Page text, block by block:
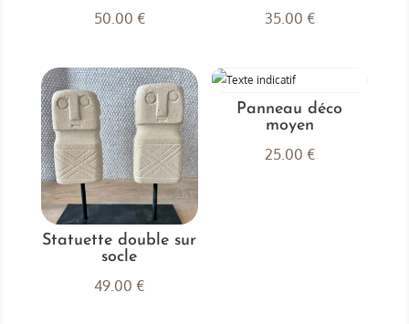
50.00 € 35.00 €
Statuette double sur
socle
49.00 €
Panneau déco
moyen
25.00 €